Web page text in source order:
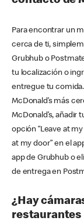
Para encontrar un
cerca de ti,
Grubhub o
tu localización o
entregue tu
McDonald’s más
McDonald’s, añadir
opción “Leave at
at my door” en el
app de Grubhub o
de entrega en
¿Hay
restaurantes